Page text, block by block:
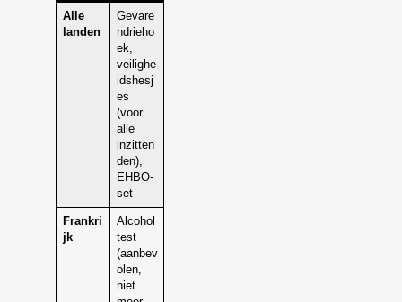
Alle
landen
Gevare
ndrieho
ek,
veilighe
idshesj
es
(voor
alle
inzitten
den),
EHBO-
set
Frankri
jk
Alcohol
test
(aanbev
olen,
niet